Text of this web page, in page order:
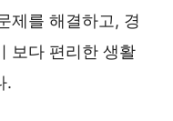
제를 해결하고, 경
보다 편리한 생활
.